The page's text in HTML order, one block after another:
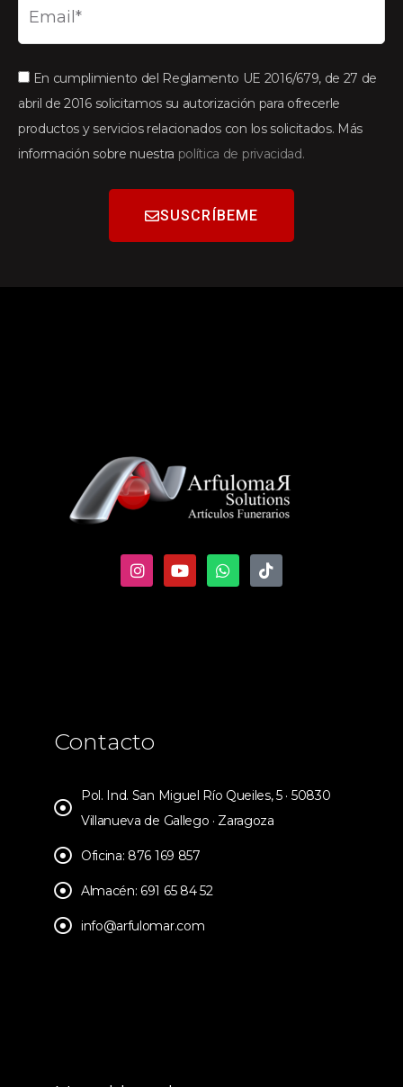
En cumplimiento del Reglamento UE 2016/679, de 27 de
abril de 2016 solicitamos su autorización para ofrecerle
productos y servicios relacionados con los solicitados. Más
información sobre nuestra política de privacidad.
SUSCRÍBEME
Contacto
Pol. Ind. San Miguel Río Queiles, 5 · 50830
Villanueva de Gallego · Zaragoza
Oficina: 876 169 857
Almacén: 691 65 84 52
info@arfulomar.com